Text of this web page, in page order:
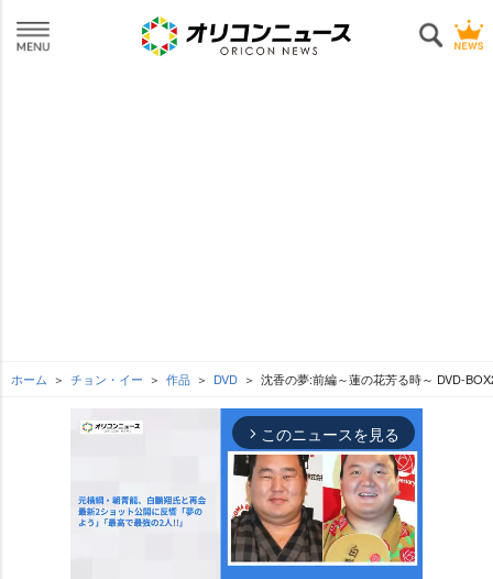
ホーム チョン・イー 作品 DVD 沈香の夢:前編～蓮の花芳る時～ DVD-
arrow_forward_ios このニュースを見る